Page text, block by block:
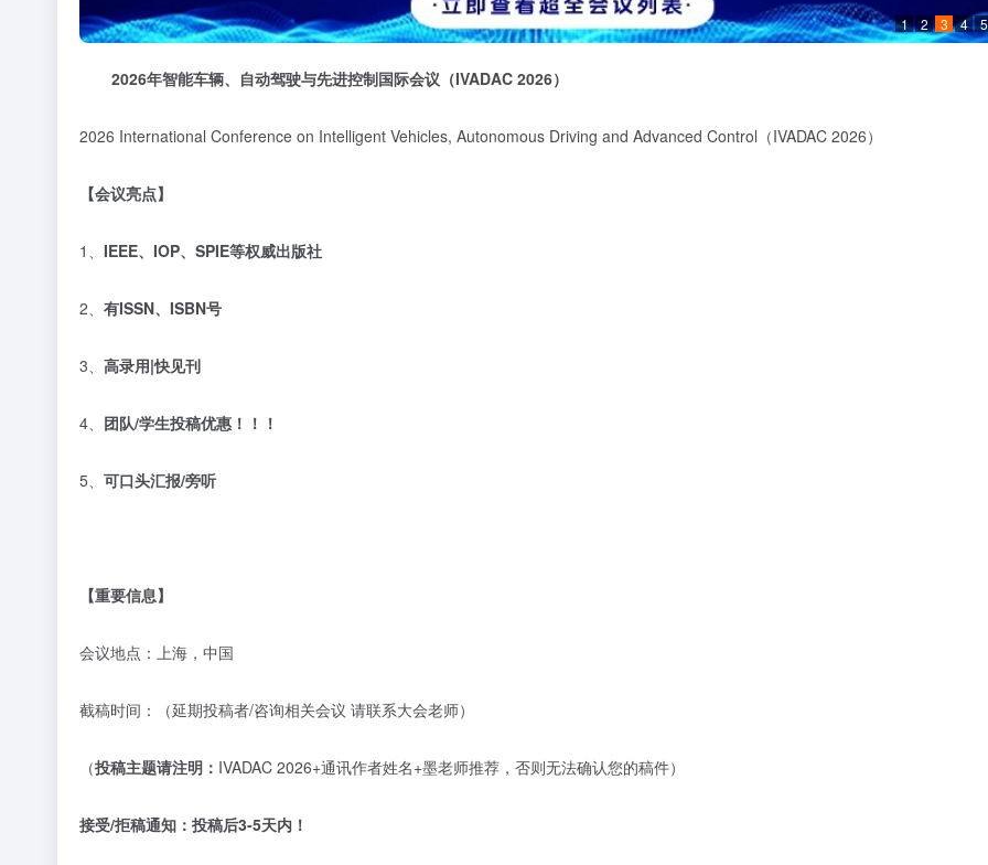
1 2 3 4 5
2026年智能车辆、自动驾驶与先进控制国际会议 （IVADAC 2026）
2026 International Conference on Intelligent Vehicles, Autonomous Driving and Advanced Control（IVADAC 2026）
【会议亮点】
1、 IEEE、 IOP、 SPIE等权威出版社
2、 有ISSN、 ISBN号
3、 高录用|快见刊
4、 团队/学生投稿优惠！！！
5、 可口头汇报/旁听
【重要信息】
会议地点：上海，中国
截稿时间：（延期投稿者/咨询相关会议 请联系大会老师）
（投稿主题请注明： IVADAC 2026+通讯作者姓名+墨老师推荐，否则无法确认您的稿件）
接受/拒稿通知： 投稿后3-5天内！